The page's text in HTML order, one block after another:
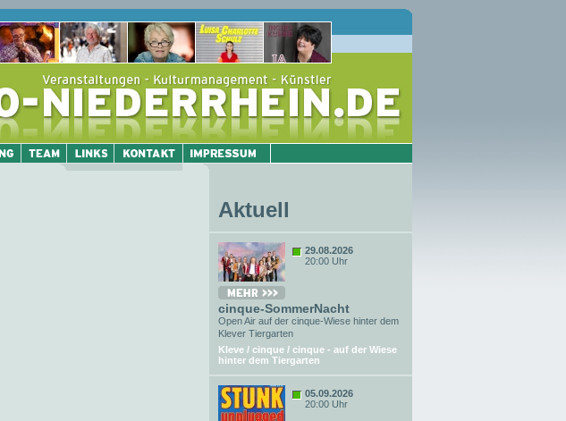
Aktuell
29.08.2026
20:00 Uhr
cinque-SommerNacht
Open Air auf der cinque-Wiese hinter dem
Klever Tiergarten
Kleve / cinque / cinque - auf der Wiese
hinter dem Tiergarten
05.09.2026
20:00 Uhr